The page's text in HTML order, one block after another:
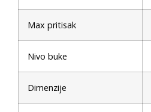
Max pritisak
Nivo buke
Dimenzije